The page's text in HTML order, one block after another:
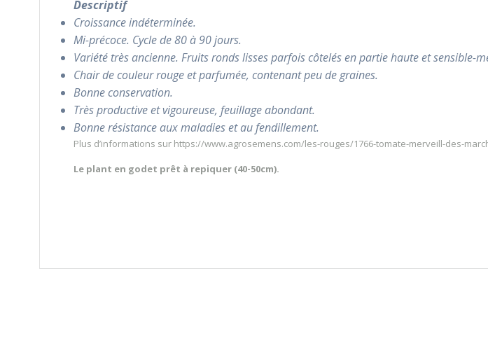
Descriptif
Croissance indéterminée.
Mi-précoce. Cycle de 80 à 90 jours.
Variété très ancienne. Fruits ronds lisses parfois côtelés en partie haute et sensible-
Chair de couleur rouge et parfumée, contenant peu de graines.
Bonne conservation.
Très productive et vigoureuse, feuillage abondant.
Bonne résistance aux maladies et au fendillement.
Plus d’informations sur https://www.agrosemens.com/les-rouges/1766-tomate-merveill-des-
Le plant en godet prêt à repiquer (40-50cm).